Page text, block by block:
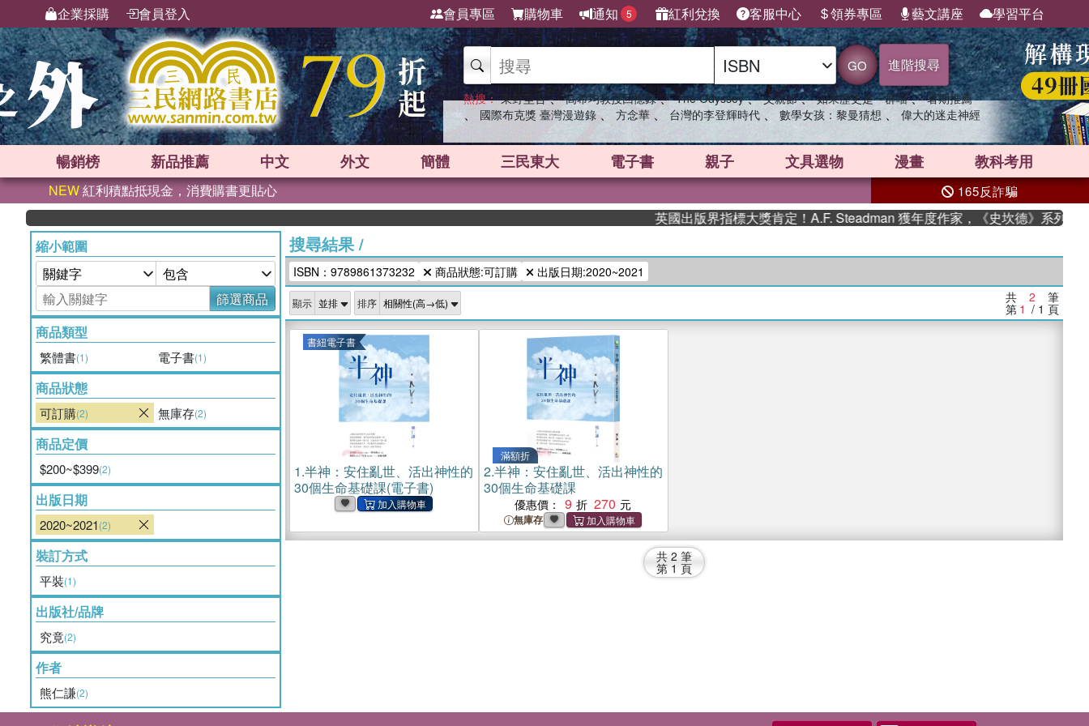
企業採購 會員登入 會員專區 購物車 通知 5 紅利兌換 客服中心 領券專區 藝文講座 學習平台
GO 進階搜尋
熱搜： 東野圭吾 、 高希均教授回憶錄 、 The Odyssey 、 父親節 、 如果歷史是一群喵 、 暑期推薦
、 國際布克獎 臺灣漫遊錄 、 方念華 、 台灣的李登輝時代 、 數學女孩：黎曼猜想 、 偉大的迷走神經
暢銷榜 新品推薦 中文 外文 簡體 三民東大 電子書 親子 文具選物 漫畫 教科考用
NEW紅利積點抵現金，消費購書更貼心 165反詐騙
英國出版界指標大獎肯定！A.F. Steadman 獲年度作家，《史坎德》系列帶你
縮小範圍
篩選商品
商品類型
繁體書(1) 電子書(1)
商品狀態
可訂購(2) 無庫存(2)
商品定價
$200~$399(2)
出版日期
2020~2021(2)
裝訂方式
平裝(1)
出版社/品牌
究竟(2)
作者
熊仁謙(2)
搜尋結果/
ISBN：9789861373232 商品狀態:可訂購 出版日期:2020~2021
顯示 排序 共 2 筆
第 1 / 1 頁
書紐電子書
1.半神：安住亂世、活出神性的
30個生命基礎課(電子書)
滿額折
2.半神：安住亂世、活出神性的
30個生命基礎課
優惠價： 9 270
無庫存
共 2 筆
第 1 頁